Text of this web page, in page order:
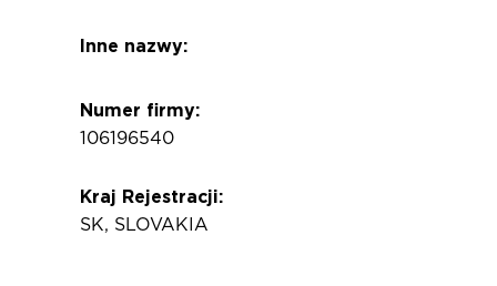
Inne nazwy:
Numer firmy:
106196540
Kraj Rejestracji:
SK, SLOVAKIA